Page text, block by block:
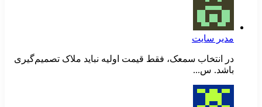
مدیر سایت
در انتخاب سمعک، فقط قیمت اولیه نباید ملاک تصمیم‌گیری
باشد. س...